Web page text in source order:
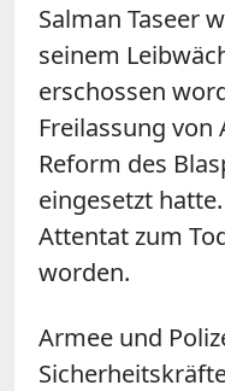
Salman Taseer
seinem
erschossen
Freilassung von
Reform des
eingesetzt
Attentat zum
worden.
Armee und